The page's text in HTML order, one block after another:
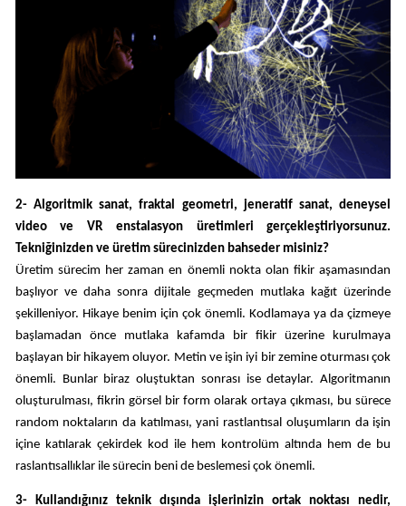
2- Algoritmik sanat, fraktal geometri, jeneratif sanat, deneysel
video ve VR enstalasyon üretimleri gerçekleştiriyorsunuz.
Tekniğinizden ve üretim sürecinizden bahseder misiniz?
Üretim sürecim her zaman en önemli nokta olan fikir aşamasından
başlıyor ve daha sonra dijitale geçmeden mutlaka kağıt üzerinde
şekilleniyor. Hikaye benim için çok önemli. Kodlamaya ya da çizmeye
başlamadan önce mutlaka kafamda bir fikir üzerine kurulmaya
başlayan bir hikayem oluyor. Metin ve işin iyi bir zemine oturması çok
önemli. Bunlar biraz oluştuktan sonrası ise detaylar. Algoritmanın
oluşturulması, fikrin görsel bir form olarak ortaya çıkması, bu sürece
random noktaların da katılması, yani rastlantısal oluşumların da işin
içine katılarak çekirdek kod ile hem kontrolüm altında hem de bu
raslantısallıklar ile sürecin beni de beslemesi çok önemli.
3- Kullandığınız teknik dışında işlerinizin ortak noktası nedir,